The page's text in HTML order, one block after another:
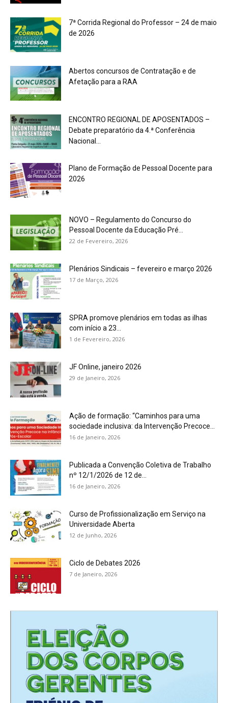
7ª Corrida Regional do Professor – 24 de maio
de 2026
Abertos concursos de Contratação e de
Afetação para a RAA
ENCONTRO REGIONAL DE APOSENTADOS –
Debate preparatório da 4.ª Conferência
Nacional...
Plano de Formação de Pessoal Docente para
2026
NOVO – Regulamento do Concurso do
Pessoal Docente da Educação Pré...
22 de Fevereiro, 2026
Plenários Sindicais – fevereiro e março 2026
17 de Março, 2026
SPRA promove plenários em todas as ilhas
com início a 23...
1 de Fevereiro, 2026
JF Online, janeiro 2026
29 de Janeiro, 2026
Ação de formação: “Caminhos para uma
sociedade inclusiva: da Intervenção Precoce...
16 de Janeiro, 2026
Publicada a Convenção Coletiva de Trabalho
nº 12/1/2026 de 12 de...
16 de Janeiro, 2026
Curso de Profissionalização em Serviço na
Universidade Aberta
12 de Junho, 2026
Ciclo de Debates 2026
7 de Janeiro, 2026